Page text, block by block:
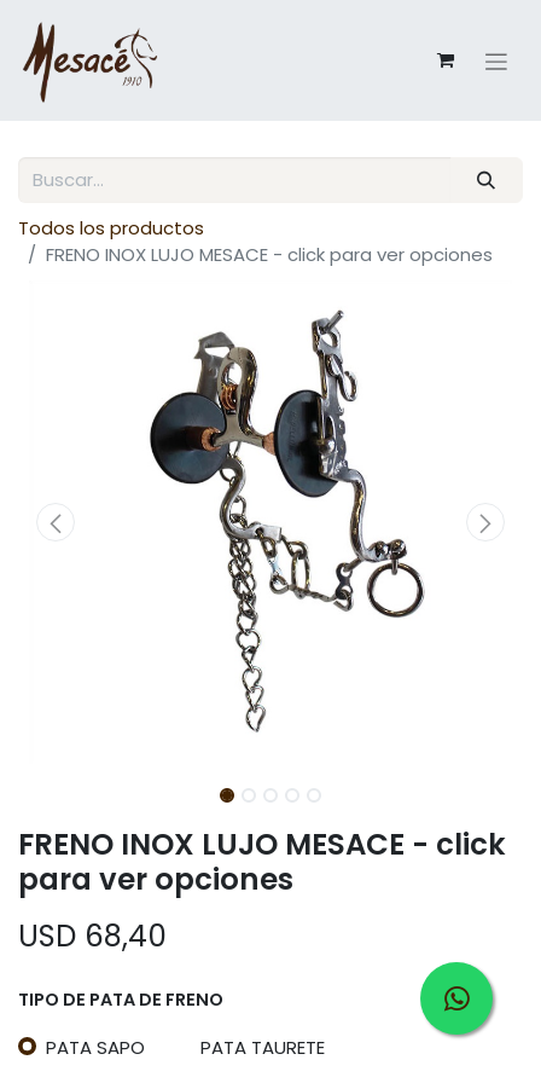
Todos los productos
FRENO INOX LUJO MESACE - click para ver opciones
FRENO INOX LUJO MESACE - click
para ver opciones
USD 68,40
TIPO DE PATA DE FRENO
PATA SAPO PATA TAURETE